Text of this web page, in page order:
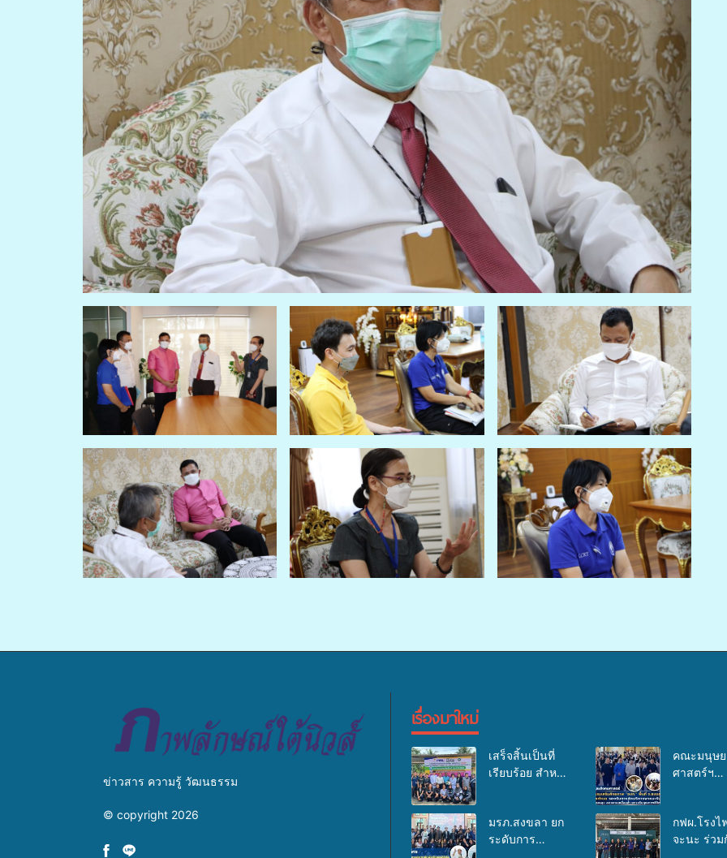
ข่าวสาร ความรู้ วัฒนธรรม
© copyright 2026
เรื่องมาใหม่
เสร็จสิ้นเป็นที่
เรียบร้อย สำหรับ
ปี 2569 เพื่อให้
บริการด้าน
คณะมนุษย
ศาสตร์ฯ
ศักยภาพ “อ
ด้านการเบิ
มรภ.สงขลา ยก
ระดับการ
กฟผ.โรงไ
จะนะ ร่วม